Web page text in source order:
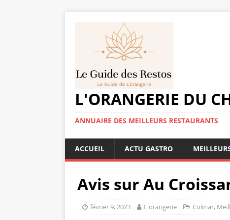
L'ORANGERIE DU
ANNUAIRE DES MEILLEURS RESTAURANTS
ACCUEIL ACTU GASTRO
Avis sur Au
février 9, 2023 L'orangerie Colmar,